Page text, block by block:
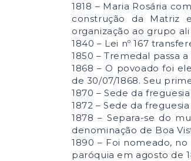
1818 – Maria Rosária
construção da Matriz
organização ao grupo
1840 – Lei nº 167
1850 – Tremedal passa
1868 – O povoado foi
de 30/07/1868. Seu
1870 – Sede da
1872 – Sede da
1878 – Separa-se do
denominação de Boa
1890 – Foi nomeado,
paróquia em agosto de